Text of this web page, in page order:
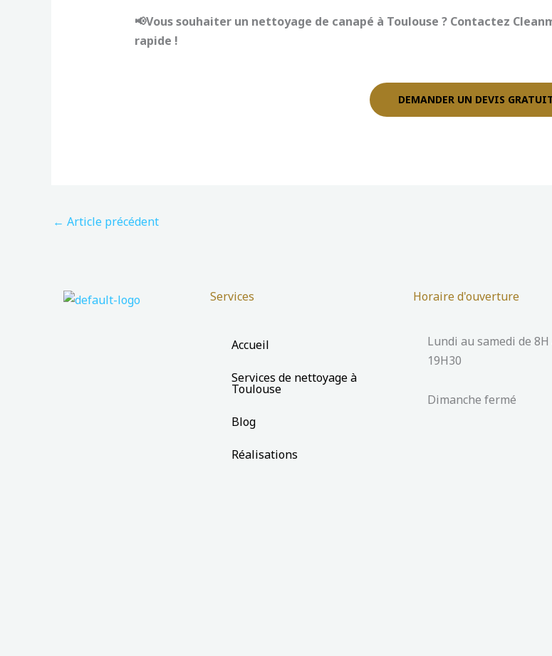
📢Vous souhaiter un nettoyage de canapé à Toulouse ? Contactez
rapide !
DEMANDER UN DEVIS
← Article précédent
Services
Accueil
Services de nettoyage à
Toulouse
Blog
Réalisations
Horaire d'ouverture
Lundi au samedi de 8H
19H30
Dimanche fermé